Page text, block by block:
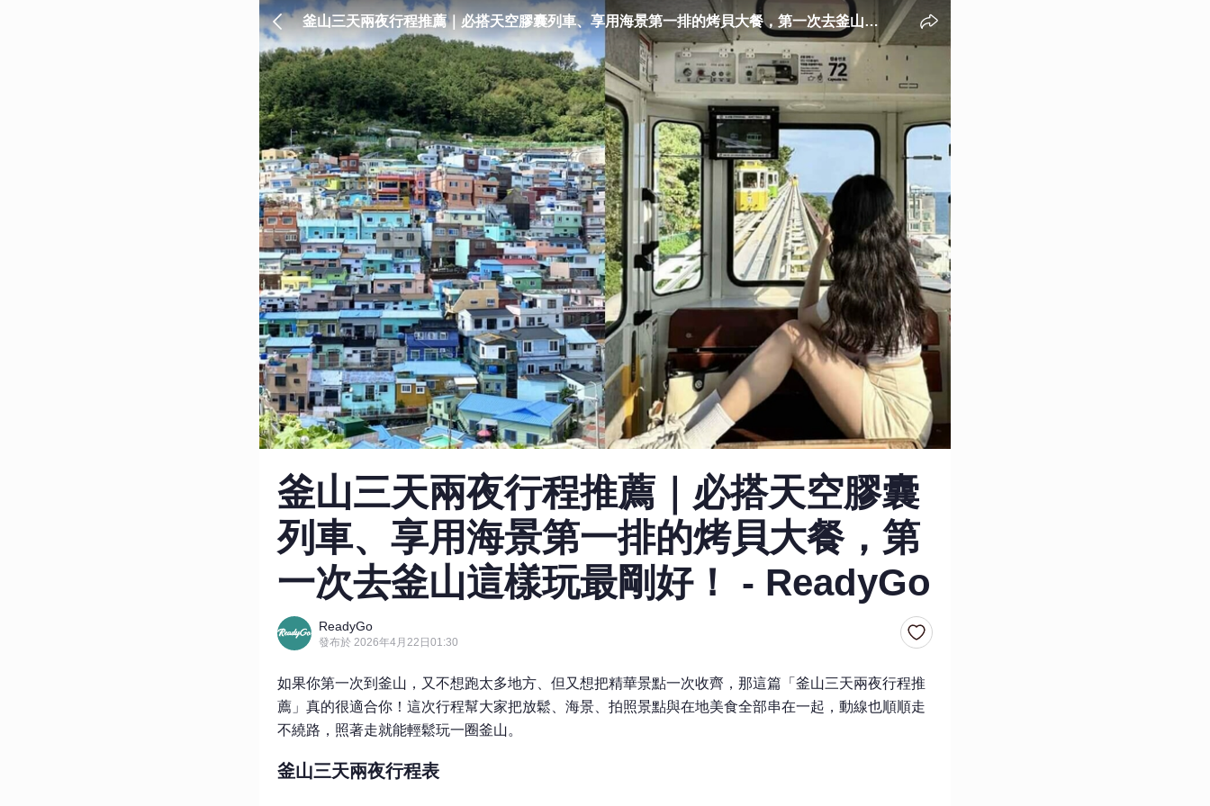
釜山三天兩夜行程推薦｜必搭天空膠囊列車、享用海景第一排的烤貝大餐，第一次去釜山這
樣玩最剛好！ - ReadyGo
釜山三天兩夜行程推薦｜必搭天空膠囊
列車、享用海景第一排的烤貝大餐，第
一次去釜山這樣玩最剛好！ - ReadyGo
ReadyGo
發布於 2026年4月22日01:30
如果你第一次到釜山，又不想跑太多地方、但又想把精華景點一次收齊，那這篇「釜山三天兩夜行程推
薦」真的很適合你！這次行程幫大家把放鬆、海景、拍照景點與在地美食全部串在一起，動線也順順走
不繞路，照著走就能輕鬆玩一圈釜山。
釜山三天兩夜行程表